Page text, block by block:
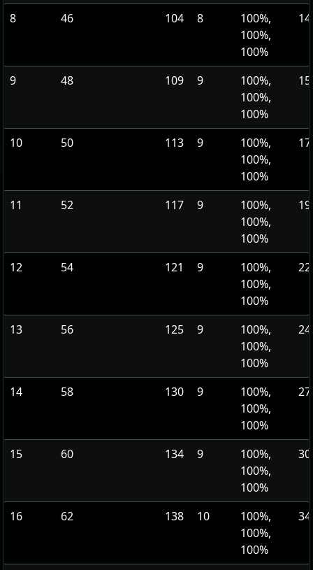
8 46 104 8
100%,
100%,
100%
9 48 109 9
100%,
100%,
100%
10 50 113 9
100%,
100%,
100%
11 52 117 9
100%,
100%,
100%
12 54 121 9
100%,
100%,
100%
13 56 125 9
100%,
100%,
100%
14 58 130 9
100%,
100%,
100%
15 60 134 9
100%,
100%,
100%
16 62 138 10
100%,
100%,
100%